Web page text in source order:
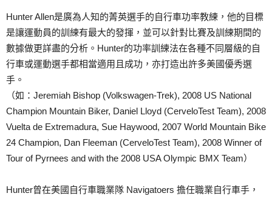
Hunter Allen是廣為人知的菁英選手的自行車功率教練，他的目標
是讓運動員的訓練有最大的發揮，並可以針對比賽及訓練期間的
數據做更詳盡的分析。Hunter的功率訓練法在各種不同層級的自
行車或運動選手都相當適用且成功，亦打造出許多美國優秀選
手。
（如：Jeremiah Bishop (Volkswagen-Trek), 2008 US National
Champion Mountain Biker, Daniel Lloyd (CerveloTest Team), 2008
Vuelta de Extremadura, Sue Haywood, 2007 World Mountain Bike
24 Champion, Dan Fleeman (CerveloTest Team), 2008 Winner of
Tour of Pyrnees and with the 2008 USA Olympic BMX Team）
Hunter曾在美國自行車職業隊 Navigatoers 擔任職業自行車手，